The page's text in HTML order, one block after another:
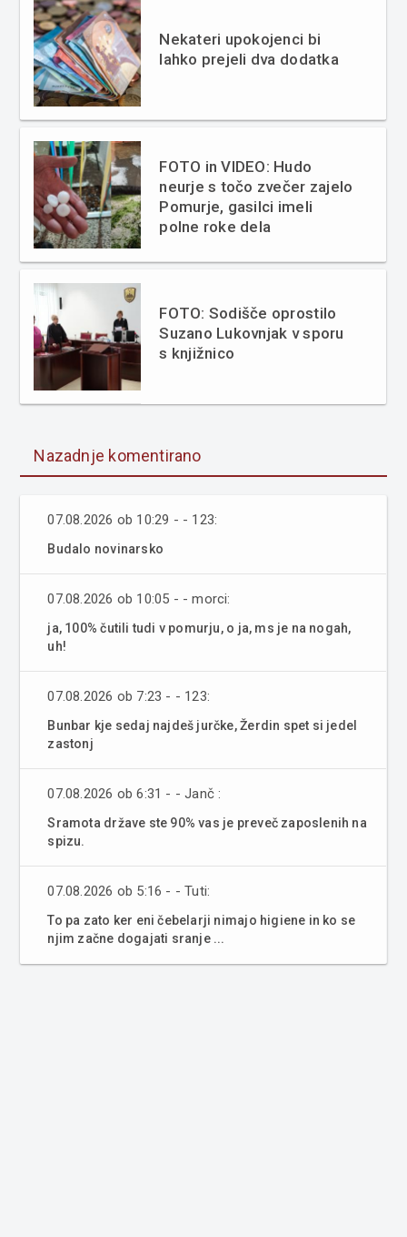
Nekateri upokojenci bi
lahko prejeli dva dodatka
FOTO in VIDEO: Hudo
neurje s točo zvečer zajelo
Pomurje, gasilci imeli
polne roke dela
FOTO: Sodišče oprostilo
Suzano Lukovnjak v sporu
s knjižnico
Nazadnje komentirano
07.08.2026 ob 10:29 - - 123:
Budalo novinarsko
07.08.2026 ob 10:05 - - morci:
ja, 100% čutili tudi v pomurju, o ja, ms je na nogah,
uh!
07.08.2026 ob 7:23 - - 123:
Bunbar kje sedaj najdeš jurčke, Žerdin spet si jedel
zastonj
07.08.2026 ob 6:31 - - Janč :
Sramota države ste 90% vas je preveč zaposlenih na
spizu.
07.08.2026 ob 5:16 - - Tuti:
To pa zato ker eni čebelarji nimajo higiene in ko se
njim začne dogajati sranje ...